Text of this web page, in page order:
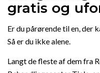
gratis og
Er du pårørende til en, der
Så er du ikke alene.
Langt de fleste af dem fra